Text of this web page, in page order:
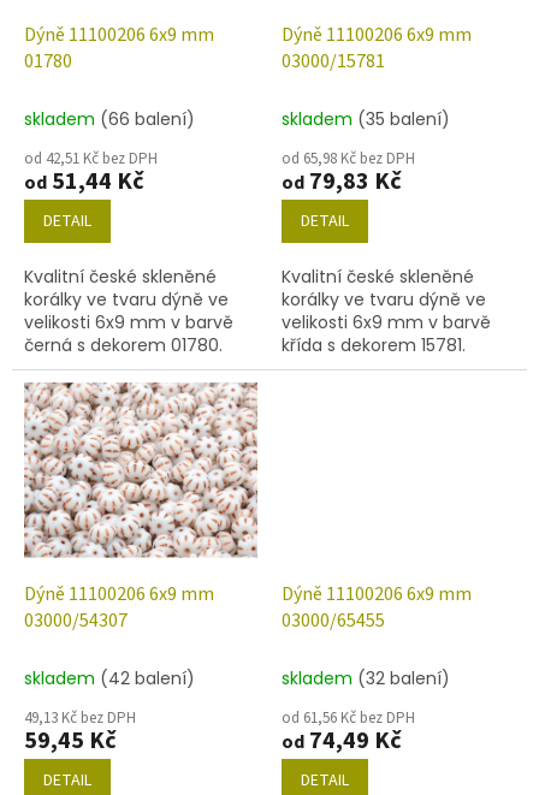
Dýně 11100206 6x9 mm
01780
skladem (66 balení)
od 42,51 Kč bez DPH
od 51,44 Kč
DETAIL
Kvalitní české skleněné
korálky ve tvaru dýně ve
velikosti 6x9 mm v barvě
černá s dekorem 01780.
Obsah balení 30 ks nebo
níže uvedené.
Dýně 11100206 6x9 mm
03000/15781
skladem (35 balení)
od 65,98 Kč bez DPH
od 79,83 Kč
DETAIL
Kvalitní české skleněné
korálky ve tvaru dýně ve
velikosti 6x9 mm v barvě
křída s dekorem 15781.
Obsah balení 30 ks nebo
Dýně 11100206 6x9 mm
03000/54307
skladem (42 balení)
49,13 Kč bez DPH
59,45 Kč
DETAIL
Dýně 11100206 6x9 mm
03000/65455
skladem (32 balení)
od 61,56 Kč bez DPH
od 74,49 Kč
DETAIL